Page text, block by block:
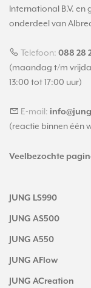
International B.V.
onderdeel van
Telefoon: 088 28
(maandag t/m
13:00 tot 17:00 uur)
E-mail:
(reactie binnen één
Veelbezochte
JUNG LS990
JUNG AS500
JUNG A550
JUNG AFlow
JUNG ACreation